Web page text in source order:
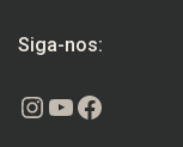
Siga-nos:
Instagram
Youtube
Facebook